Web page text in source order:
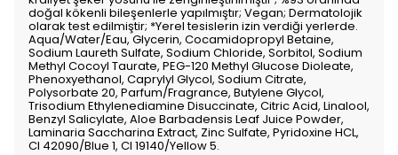
doğal kökenli bileşenlerle yapılmıştır; Vegan; Dermatolojik
olarak test edilmiştir; *Yerel tesislerin izin verdiği yerlerde.
Aqua/Water/Eau, Glycerin, Cocamidopropyl Betaine,
Sodium Laureth Sulfate, Sodium Chloride, Sorbitol, Sodium
Methyl Cocoyl Taurate, PEG-120 Methyl Glucose Dioleate,
Phenoxyethanol, Caprylyl Glycol, Sodium Citrate,
Polysorbate 20, Parfum/Fragrance, Butylene Glycol,
Trisodium Ethylenediamine Disuccinate, Citric Acid, Linalool,
Benzyl Salicylate, Aloe Barbadensis Leaf Juice Powder,
Laminaria Saccharina Extract, Zinc Sulfate, Pyridoxine HCL,
CI 42090/Blue 1, CI 19140/Yellow 5.